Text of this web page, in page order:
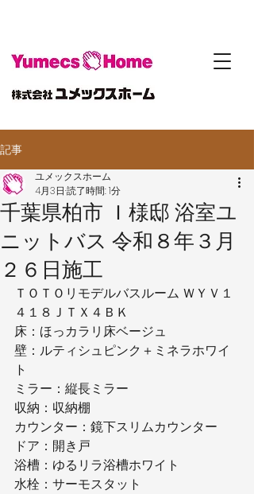
記事
千葉県柏市 Ｉ様邸 浴室ユ
ニットバス 令和８年３月
２６日施工
ユメックスホーム
4月3日 読了時間: 1分
ＴＯＴＯリモデルバスルーム ＷＹＶ１
４１８ＪＴＸ４ＢＫ
床：ほっカラリ床ベージュ
壁：ルティシュピンク＋ミネラホワイ
ト
ミラー：縦長ミラー
収納：収納棚
カウンター：鏡下スリムカウンター
ドア：開き戸
浴槽：ゆるリラ浴槽ホワイト
水栓：サーモスタット